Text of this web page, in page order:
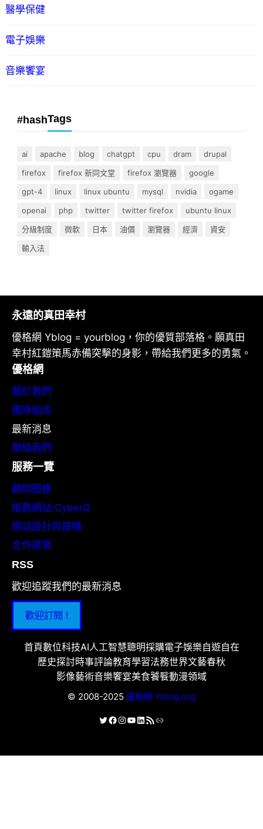
醫學保健
電子娛樂
音樂饗宴
#hashTags
ai apache blog chatgpt cpu dram
drupal
firefox
firefox 新同文堂 firefox 瀏覽器
google
gpt-4
linux linux ubuntu mysql nvidia
ogame
openai
php twitter twitter firefox
ubuntu linux
分級制度
微軟 日本 油價 瀏覽器 經濟
資安
輸入法
永遠的真田幸村
優格網 Yblog = yourblog，你的優質部落格。願真田
幸村紅鎧策馬赤備突擊的身影，帶給我們更多的勇氣。
優格網
關於我們
團隊組成
最新消息
聯絡我們
服務一覽
顧問服務
推薦網站:CyberQ
網站設計與建構
合作提案
RSS
歡迎追蹤我們的最新消息
歡迎訂閱 !
首頁數位科技AI人工智慧聰明採購電子娛樂自遊自在
歷史探討時事評論教育學習法務世界文藝春秋
影像藝術音樂饗宴美食饕餮動漫領域
© 2008-2025 優格網 Yblog.org
X Facebook
Instagram
YouTube
LinkedIn
RSS 資訊提供連結